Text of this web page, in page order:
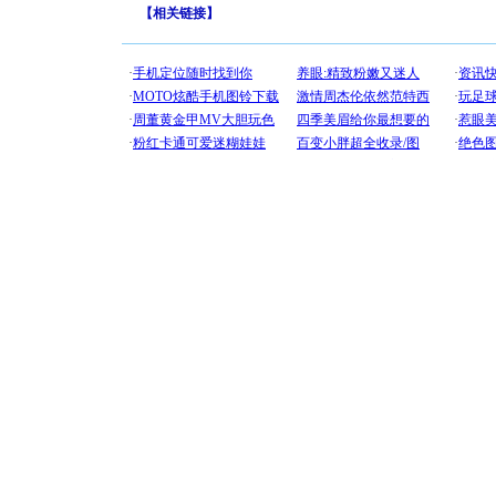
【相关链接】